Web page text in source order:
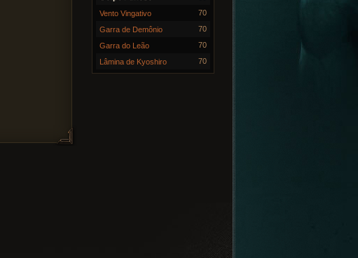
Vento Vingativo 70
Garra de Demônio 70
Garra do Leão 70
Lâmina de Kyoshiro 70